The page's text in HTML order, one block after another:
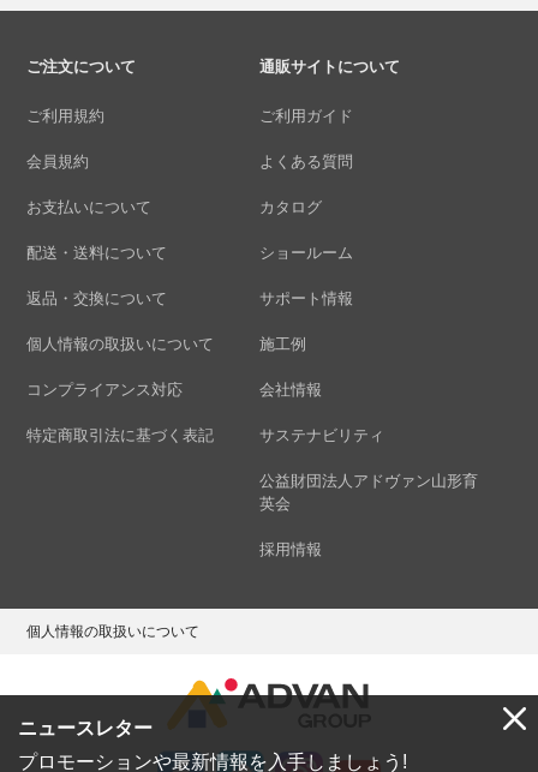
ニュースレター
プロモーションや最新情報を入手しましょう!
ご注文について
ご利用規約
会員規約
お支払いについて
配送・送料について
返品・交換について
個人情報の取扱いについて
コンプライアンス対応
特定商取引法に基づく表記
通販サイトについて
ご利用ガイド
よくある質問
カタログ
ショールーム
サポート情報
施工例
会社情報
サステナビリティ
公益財団法人アドヴァン山形育
英会
採用情報
個人情報の取扱いについて